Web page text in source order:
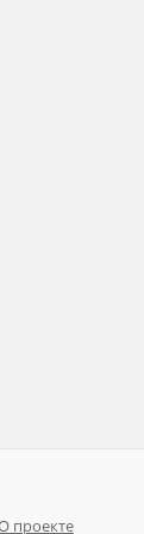
проекте